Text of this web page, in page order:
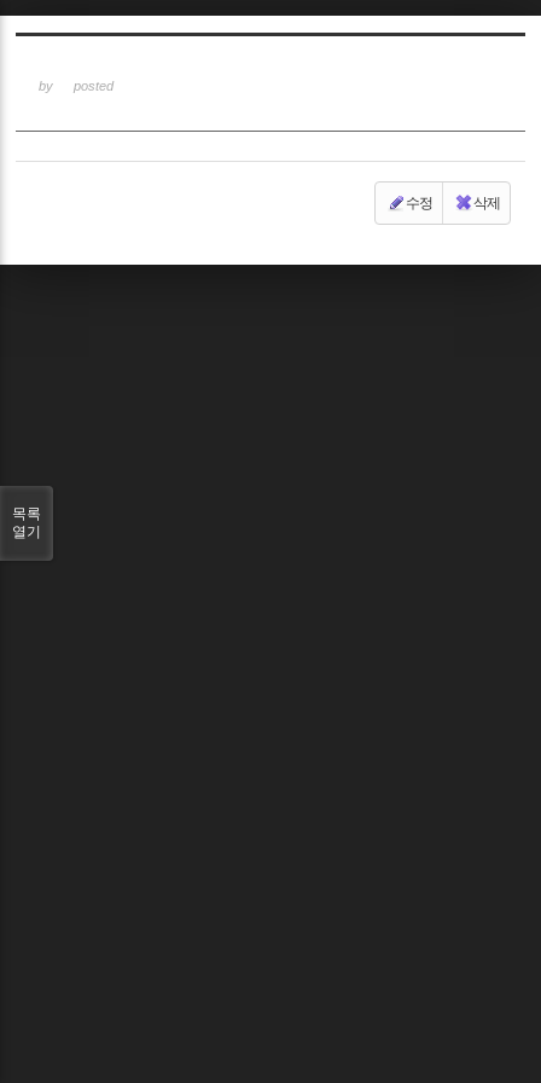
by posted
수정 삭제
목록
열기
Sketchbook5, 스케치북5
Sketchbook5, 스케치북5